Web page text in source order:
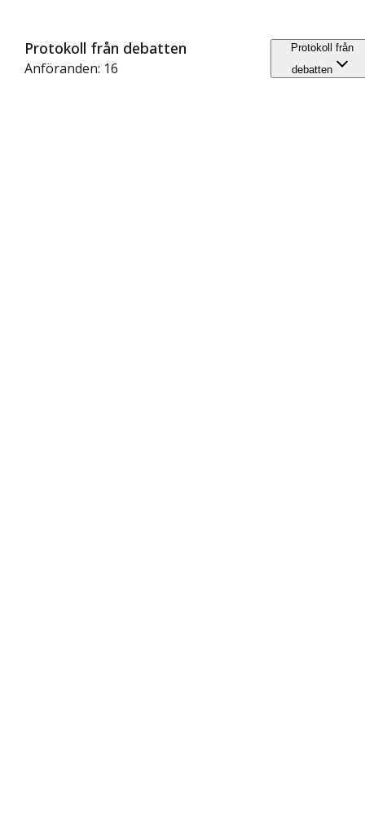
Protokoll från debatten
Anföranden: 16
Protokoll från
debatten